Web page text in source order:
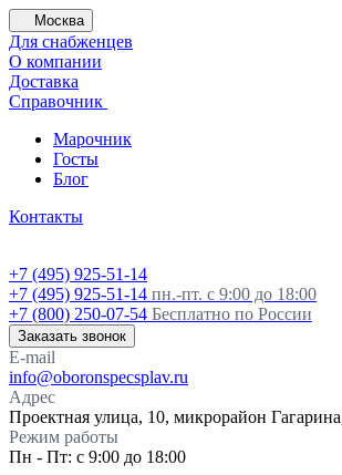
Москва
Для снабженцев
О компании
Доставка
Справочник
Марочник
Госты
Блог
Контакты
+7 (495) 925-51-14
+7 (495) 925-51-14 пн.-пт. с 9:00 до 18:00
+7 (800) 250-07-54 Бесплатно по России
Заказать звонок
E-mail
info@oboronspecsplav.ru
Адрес
Проектная улица, 10, микрорайон
Режим работы
Пн - Пт: с 9:00 до 18:00